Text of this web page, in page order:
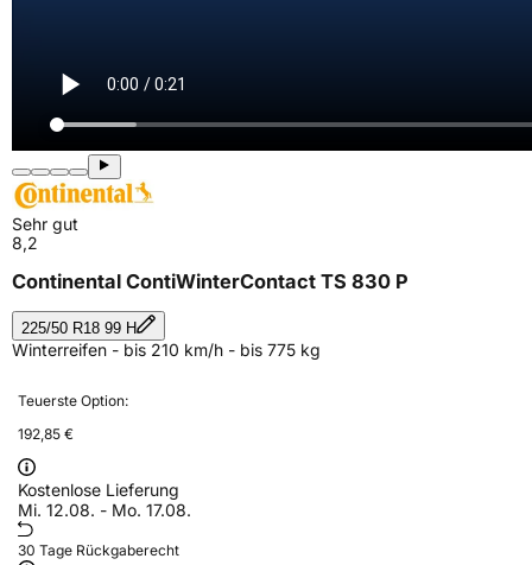
Sehr gut
8,2
Continental ContiWinterContact TS 830 P
225/50 R18 99 H
Winterreifen - bis 210 km/h - bis 775 kg
Teuerste Option:
192,85 €
Kostenlose Lieferung
Mi. 12.08. - Mo. 17.08.
30 Tage Rückgaberecht